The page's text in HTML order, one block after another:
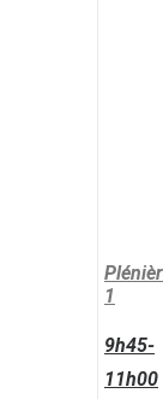
1
9h45-
11h00